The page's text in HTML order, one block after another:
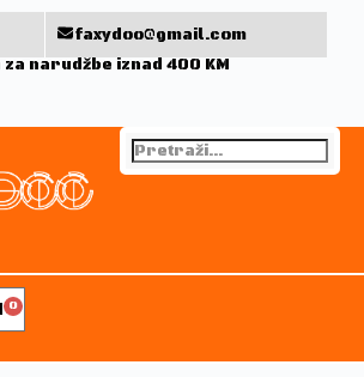
faxydoo@gmail.com
narudžbe iznad 400 KM
0